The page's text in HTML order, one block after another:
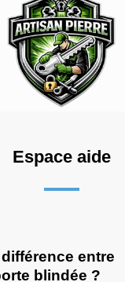
Espace aide
entre
blindée ?